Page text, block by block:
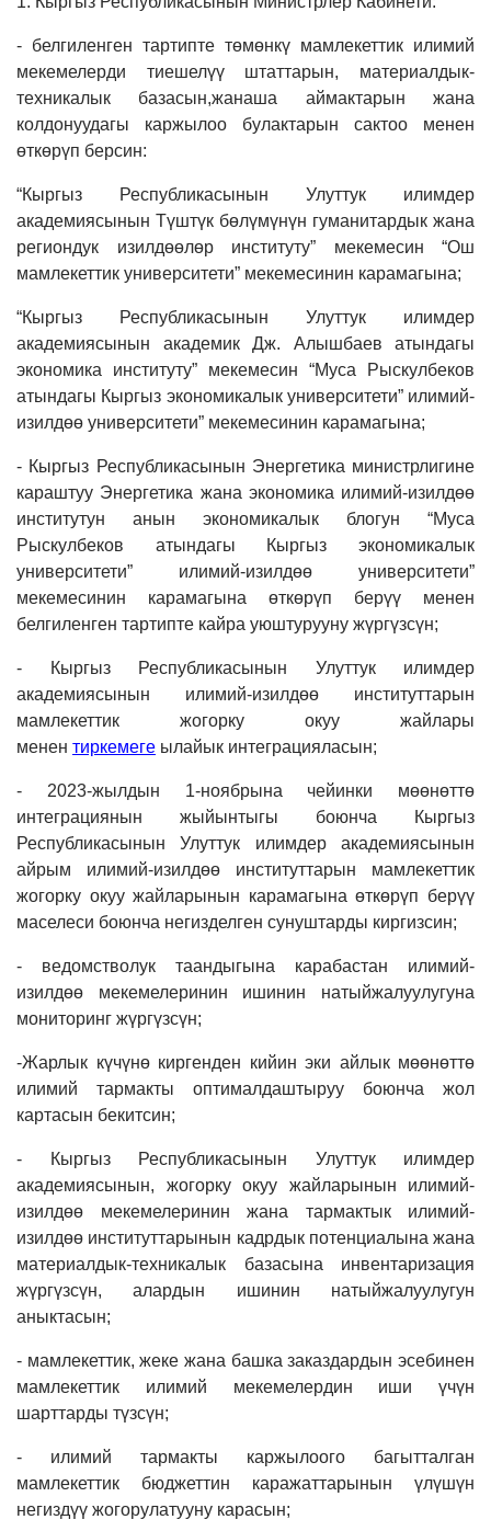
- белгиленген тартипте төмөнкү мамлекеттик илимий
мекемелерди тиешелүү штаттарын, материалдык-
техникалык базасын,жанаша аймактарын жана
колдонуудагы каржылоо булактарын сактоо менен
өткөрүп берсин:
“Кыргыз Республикасынын Улуттук илимдер
академиясынын Түштүк бөлүмүнүн гуманитардык жана
региондук изилдөөлөр институту” мекемесин “Ош
мамлекеттик университети” мекемесинин карамагына;
“Кыргыз Республикасынын Улуттук илимдер
академиясынын академик Дж. Алышбаев атындагы
экономика институту” мекемесин “Муса Рыскулбеков
атындагы Кыргыз экономикалык университети” илимий-
изилдөө университети” мекемесинин карамагына;
- Кыргыз Республикасынын Энергетика министрлигине
караштуу Энергетика жана экономика илимий-изилдөө
институтун анын экономикалык блогун “Муса
Рыскулбеков атындагы Кыргыз экономикалык
университети” илимий-изилдөө университети”
мекемесинин карамагына өткөрүп берүү менен
белгиленген тартипте кайра уюштурууну жүргүзсүн;
- Кыргыз Республикасынын Улуттук илимдер
академиясынын илимий-изилдөө институттарын
мамлекеттик жогорку окуу жайлары
менен тиркемеге ылайык интеграцияласын;
- 2023-жылдын 1-ноябрына чейинки мөөнөттө
интеграциянын жыйынтыгы боюнча Кыргыз
Республикасынын Улуттук илимдер академиясынын
айрым илимий-изилдөө институттарын мамлекеттик
жогорку окуу жайларынын карамагына өткөрүп берүү
маселеси боюнча негизделген сунуштарды киргизсин;
- ведомстволук таандыгына карабастан илимий-
изилдөө мекемелеринин ишинин натыйжалуулугуна
мониторинг жүргүзсүн;
-Жарлык күчүнө киргенден кийин эки айлык мөөнөттө
илимий тармакты оптималдаштыруу боюнча жол
картасын бекитсин;
- Кыргыз Республикасынын Улуттук илимдер
академиясынын, жогорку окуу жайларынын илимий-
изилдөө мекемелеринин жана тармактык илимий-
изилдөө институттарынын кадрдык потенциалына жана
материалдык-техникалык базасына инвентаризация
жүргүзсүн, алардын ишинин натыйжалуулугун
аныктасын;
- мамлекеттик, жеке жана башка заказдардын эсебинен
мамлекеттик илимий мекемелердин иши үчүн
шарттарды түзсүн;
- илимий тармакты каржылоого багытталган
мамлекеттик бюджеттин каражаттарынын үлүшүн
негиздүү жогорулатууну карасын;